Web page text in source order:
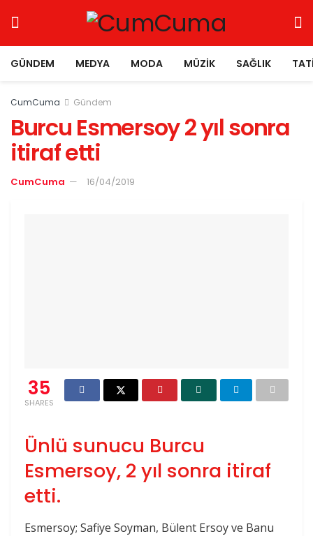
GÜNDEM MEDYA MODA MÜZIK SAĞLIK
CumCuma Gündem
Burcu Esmersoy 2 yıl sonra
itiraf etti
CumCuma 16/04/2019
35
SHARES
Ünlü sunucu Burcu
Esmersoy, 2 yıl sonra itiraf
etti.
Esmersoy; Safiye Soyman, Bülent Ersoy ve Banu